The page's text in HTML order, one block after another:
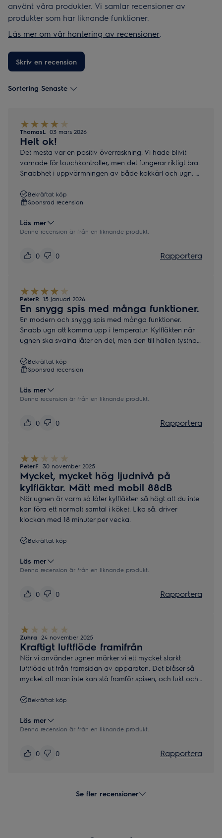
använt våra produkter. Vi samlar recensioner av
produkter som har liknande funktioner.
Läs mer om vår hantering av recensioner.
Skriv en recension
Sortering Senaste
ThomasL 03 mars 2026
Helt ok!
Det mesta var en positiv överraskning. Vi hade blivit
varnade för touchkontroller, men det fungerar riktigt bra.
Snabbhet i uppvärmningen av både kokkärl och ugn.
att man ska ställa effekten på 80 procent på hällen om
man vill ha 50 procent, sedan hade jag önskat se aktuell
inställda gradtalet.
Bekräftat köp
Sponsrad recension
Läs mer
Denna recension är från en liknande produkt.
0 0 Rapportera
PeterR 15 januari 2026
En snygg spis med många funktioner.
En modern och snygg spis med många funktioner.
Snabb ugn att komma upp i temperatur. Kylfläkten när
ugnen ska svalna låter en del, men den till hällen tystnar
Tycker teleskopskenor i ugnen borde vara standard på
en så i övrigt funktionsrik spis eftersom det enkelt hade
Bekräftat köp
Sponsrad recension
Läs mer
Denna recension är från en liknande produkt.
0 0 Rapportera
PeterF 30 november 2025
Mycket, mycket hög ljudnivå på
kylfläktar. Mätt med mobil 88dB
När ugnen är varm så låter kylfläkten så högt att du inte
kan föra ett normalt samtal i köket. Lika så. driver
klockan med 18 minuter per vecka.
Bekräftat köp
Läs mer
Denna recension är från en liknande produkt.
0 0 Rapportera
Zuhra 24 november 2025
Kraftigt luftflöde framifrån
När vi använder ugnen märker vi ett mycket starkt
luftflöde ut från framsidan av apparaten. Det blåser så
mycket att man inte kan stå framför spisen, och lukt och
Detta känns som ett allvarligt fel då fläkten sitter ovanpå
uppstår vid normal användning och vid bakning.
Bekräftat köp
Läs mer
Denna recension är från en liknande produkt.
0 0 Rapportera
Se fler recensioner